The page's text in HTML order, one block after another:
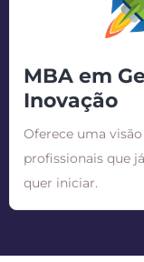
MBA em
Inovação
Oferece uma
profissionais que
quer iniciar.